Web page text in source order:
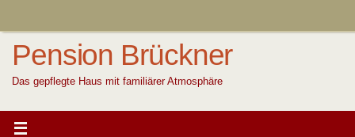
Pension Brückner
Das gepflegte Haus mit familiärer Atmosphäre